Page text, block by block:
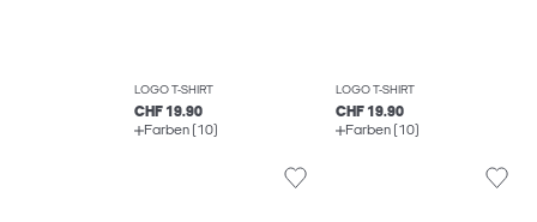
LOGO T-SHIRT
CHF 19.90
Farben (10)
LOGO T-SHIRT
CHF 19.90
Farben (10)